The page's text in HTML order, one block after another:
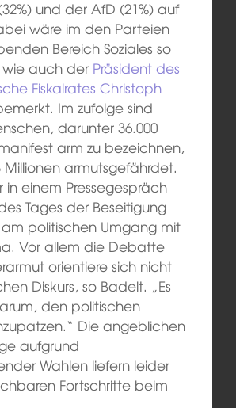
und der AfD (21%) auf
wäre im den Parteien
Bereich Soziales so
wie auch der Präsident des
Fiskalrates Christoph
Im zufolge sind
darunter 36.000
arm zu bezeichnen,
Millionen armutsgefährdet.
in einem Pressegespräch
Tages der Beseitigung
politischen Umgang mit
Vor allem die Debatte
orientiere sich nicht
Diskurs, so Badelt. „Es
den politischen
Die angeblichen
aufgrund
Wahlen liefern leider
Fortschritte beim